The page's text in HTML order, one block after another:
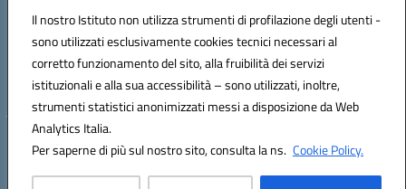
Il nostro Istituto non utilizza strumenti di profilazione degli utenti -
sono utilizzati esclusivamente cookies tecnici necessari al
corretto funzionamento del sito, alla fruibilità dei servizi
istituzionali e alla sua accessibilità – sono utilizzati, inoltre,
strumenti statistici anonimizzati messi a disposizione da Web
Analytics Italia.
Per saperne di più sul nostro sito, consulta la ns. Cookie Policy.
Codice fiscale: 80006190617
Codice meccanografico:CEIC8AN00R
Codice Indice delle Pubbliche Amministrazioni (IPA): icmvce
Codice unico di fatturazione (CUF): UFORSV
Hosting & Powered by 3D Solution S.r.l.
Concept & Design by Designers Italia